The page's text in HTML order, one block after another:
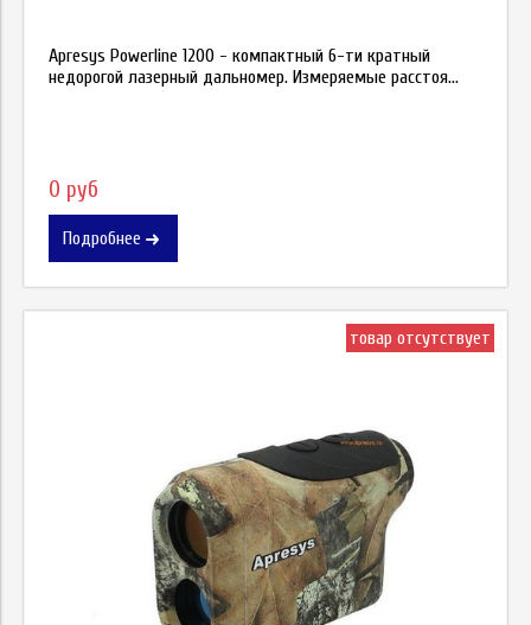
Apresys Powerline 1200 - компактный 6-ти кратный
недорогой лазерный дальномер. Измеряемые расстоя...
0 руб
Подробнее
товар отсутствует